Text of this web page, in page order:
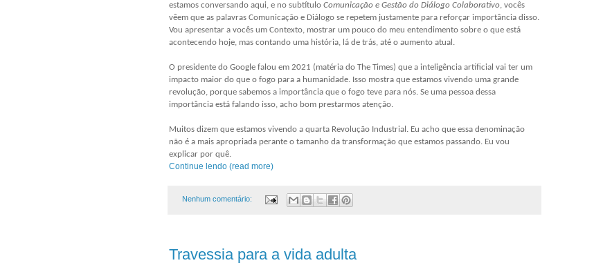
estamos conversando aqui, e no subtítulo Comunicação e Gestão do Diálogo Colaborativo, vocês
vêem que as palavras Comunicação e Diálogo se repetem justamente para reforçar importância disso.
Vou apresentar a vocês um Contexto, mostrar um pouco do meu entendimento sobre o que está
acontecendo hoje, mas contando uma história, lá de trás, até o aumento atual.
O presidente do Google falou em 2021 (matéria do The Times) que a inteligência artificial vai ter um
impacto maior do que o fogo para a humanidade. Isso mostra que estamos vivendo uma grande
revolução, porque sabemos a importância que o fogo teve para nós. Se uma pessoa dessa
importância está falando isso, acho bom prestarmos atenção.
Muitos dizem que estamos vivendo a quarta Revolução Industrial. Eu acho que essa denominação
não é a mais apropriada perante o tamanho da transformação que estamos passando. Eu vou
explicar por quê.
Continue lendo (read more)
Nenhum comentário:
Travessia para a vida adulta